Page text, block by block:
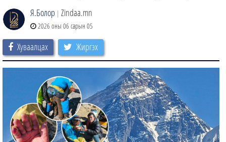
Я.Болор | Zindaa.mn
2026 оны 06 сарын 05
Хуваалцах Жиргэх